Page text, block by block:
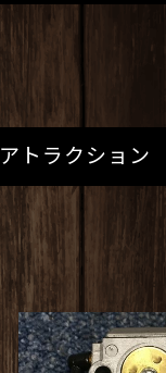
アトラクション